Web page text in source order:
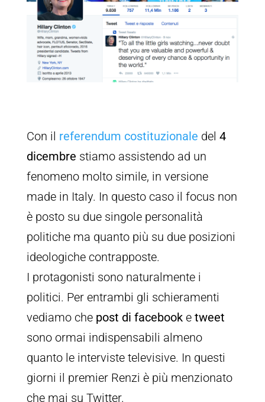
Con il referendum costituzionale del 4
dicembre stiamo assistendo ad un
fenomeno molto simile, in versione
made in Italy. In questo caso il focus non
è posto su due singole personalità
politiche ma quanto più su due posizioni
ideologiche contrapposte.
I protagonisti sono naturalmente i
politici. Per entrambi gli schieramenti
vediamo che post di facebooke tweet
sono ormai indispensabili almeno
quanto le interviste televisive. In questi
giorni il premier Renzi è più menzionato
che mai su Twitter.